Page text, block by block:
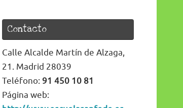
Contacto
Calle Alcalde Martín de Alzaga,
21. Madrid 28039
Teléfono: 91 450 10 81
Página web: